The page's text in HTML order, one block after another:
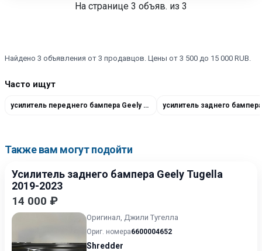
На странице 3 объяв. из 3
Найдено 3 объявления от 3 продавцов. Цены от 3 500 до 15 000 RUB.
Часто ищут
усилитель переднего бампера Geely Tugella
Также вам могут подойти
Усилитель заднего бампера Geely Tugella
2019-2023
14 000 ₽
Оригинал, Джили Тугелла
Ориг. номера6600004652
Shredder